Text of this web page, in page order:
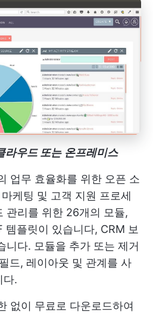
라우드 또는 온프레미스
업무 효율화를 위한 오픈 소
케팅 및 고객 지원 프로세
관리를 위한 26개의 모듈,
템플릿이 있습니다, CRM 보
니다. 모듈을 추가 또는 제거
드, 레이아웃 및 관계를 사
다.
없이 무료로 다운로드하여